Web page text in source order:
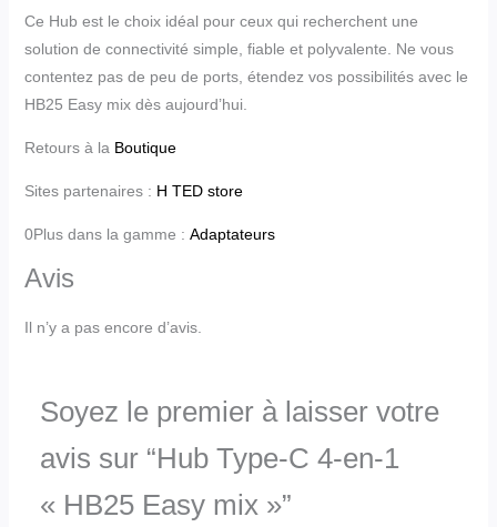
Ce Hub est le choix idéal pour ceux qui recherchent une
solution de connectivité simple, fiable et polyvalente. Ne vous
contentez pas de peu de ports, étendez vos possibilités avec le
HB25 Easy mix dès aujourd’hui.
Retours à la Boutique
Sites partenaires : H TED store
0Plus dans la gamme : Adaptateurs
Avis
Il n’y a pas encore d’avis.
Soyez le premier à laisser votre
avis sur “Hub Type-C 4-en-1
« HB25 Easy mix »”